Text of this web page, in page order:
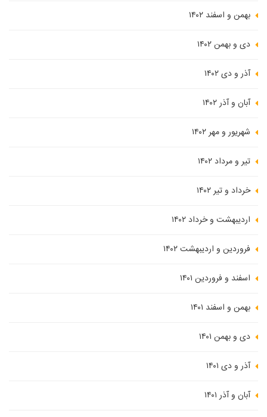
بهمن و اسفند ۱۴۰۲
دی و بهمن ۱۴۰۲
آذر و دی ۱۴۰۲
آبان و آذر ۱۴۰۲
شهریور و مهر ۱۴۰۲
تیر و مرداد ۱۴۰۲
خرداد و تیر ۱۴۰۲
اردیبهشت و خرداد ۱۴۰۲
فروردین و اردیبهشت ۱۴۰۲
اسفند و فروردین ۱۴۰۱
بهمن و اسفند ۱۴۰۱
دی و بهمن ۱۴۰۱
آذر و دی ۱۴۰۱
آبان و آذر ۱۴۰۱